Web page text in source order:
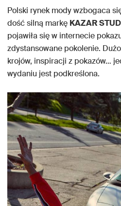
Polski rynek mody wzbogaca
dość silną markę KAZAR
pojawiła się w internecie
zdystansowane pokolenie.
krojów, inspiracji z pokazów…
wydaniu jest podkreślona.